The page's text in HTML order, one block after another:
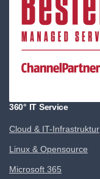
360° IT Service
Cloud & IT-Infrastruktur
Linux & Opensource
Microsoft 365